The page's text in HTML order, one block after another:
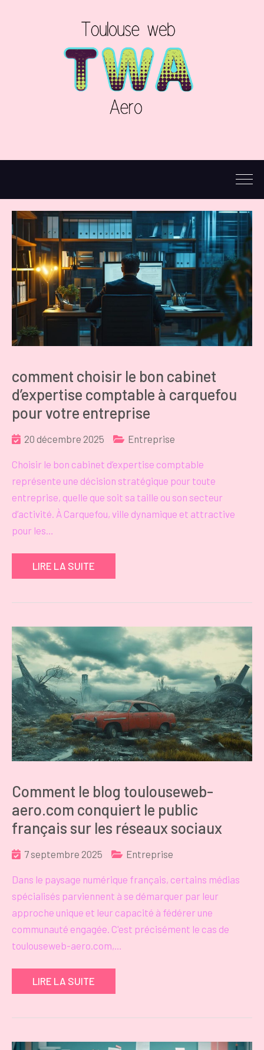
comment choisir le bon cabinet
d’expertise comptable à carquefou
pour votre entreprise
20 décembre 2025 Entreprise
Choisir le bon cabinet d’expertise comptable
représente une décision stratégique pour toute
entreprise, quelle que soit sa taille ou son secteur
d’activité. À Carquefou, ville dynamique et attractive
pour les…
LIRE LA SUITE
Comment le blog toulouseweb-
aero.com conquiert le public
français sur les réseaux sociaux
7 septembre 2025 Entreprise
Dans le paysage numérique français, certains médias
spécialisés parviennent à se démarquer par leur
approche unique et leur capacité à fédérer une
communauté engagée. C'est précisément le cas de
toulouseweb-aero.com,…
LIRE LA SUITE